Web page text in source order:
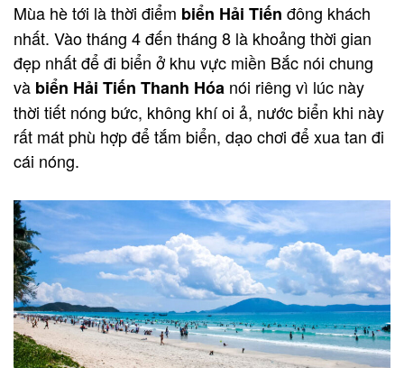
Mùa hè tới là thời điểm biển Hải Tiến đông khách
nhất. Vào tháng 4 đến tháng 8 là khoảng thời gian
đẹp nhất để đi biển ở khu vực miền Bắc nói chung
và biển Hải Tiến Thanh Hóa nói riêng vì lúc này
thời tiết nóng bức, không khí oi ả, nước biển khi này
rất mát phù hợp để tắm biển, dạo chơi để xua tan đi
cái nóng.